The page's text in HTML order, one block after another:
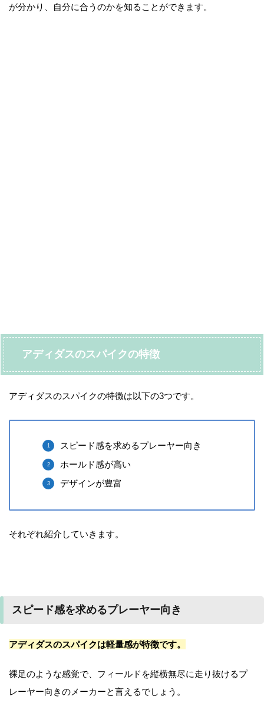
が分かり、自分に合うのかを知ることができます。
アディダスのスパイクの特徴
アディダスのスパイクの特徴は以下の3つです。
スピード感を求めるプレーヤー向き
ホールド感が高い
デザインが豊富
それぞれ紹介していきます。
スピード感を求めるプレーヤー向き
アディダスのスパイクは軽量感が特徴です。
裸足のような感覚で、フィールドを縦横無尽に走り抜けるプ
レーヤー向きのメーカーと言えるでしょう。